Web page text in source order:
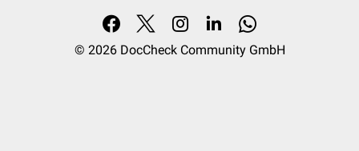
© 2026 DocCheck Community GmbH